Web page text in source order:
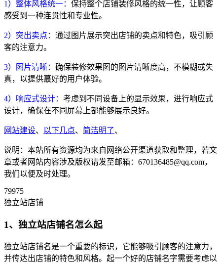
1）整体风格统一： 保持整个店铺装修风格的统一性，让顾客
感受到一种连贯性和专业性。
2）突出卖点： 通过图片展示突出店铺的卖点和特色，吸引顾
客的注意力。
3）图片清晰： 确保装修效果图的图片清晰度高，不模糊或失
真，以提供蕞好的用户体验。
4）响应式设计： 考虑到不同设备上的显示效果，进行响应式
设计，确保在不同屏幕上都能够展示良好。
网站建设、 以下几点、 简洁明了、
说明：本站所有资源均为来自网络公开渠道获取和整理，若文
章或者网站内容涉及版权请发至邮箱：670136485@qq.com，
我们以便及时处理。
79975
独立站店铺
1、独立站店铺名怎么起
独立站店铺名是一个重要的标识，它能够吸引顾客的注意力，
并传达出店铺的特色和风格。起一个好的店铺名字需要考虑以